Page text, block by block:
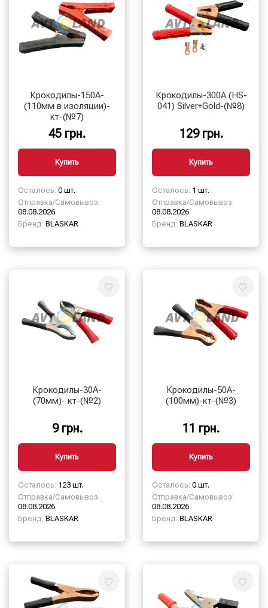
Крокодилы-150А-
(110мм в изоляции)-
кт-(№7)
45 грн.
Купить
Осталось: 0 шт.
Отправка/Самовывоз:
08.08.2026
Бренд: BLASKAR
Крокодилы-300А (HS-
041) Silver+Gold-(№8)
129 грн.
Купить
Осталось: 1 шт.
Отправка/Самовывоз:
08.08.2026
Бренд: BLASKAR
Крокодилы-30А-
(70мм)- кт-(№2)
9 грн.
Купить
Осталось: 123 шт.
Отправка/Самовывоз:
08.08.2026
Бренд: BLASKAR
Крокодилы-50А-
(100мм)-кт-(№3)
11 грн.
Купить
Осталось: 0 шт.
Отправка/Самовывоз:
08.08.2026
Бренд: BLASKAR